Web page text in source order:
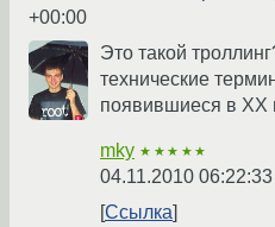
+00:00
Это такой
технические
появившиеся в XX
mky ★★★★★
04.11.2010
Ссылка